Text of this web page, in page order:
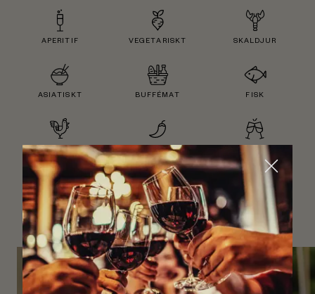
APERITIF VEGETARISKT SKALDJUR
ASIATISKT BUFFÉMAT FISK
FÅGEL KRYDDSTARKT SÄLLSKAPSVIN
PRESENT